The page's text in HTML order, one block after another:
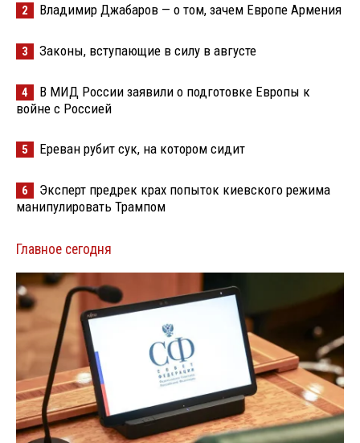
2 Владимир Джабаров — о том, зачем Европе Армения
3 Законы, вступающие в силу в августе
4
В МИД России заявили о подготовке Европы к
войне с Россией
5 Ереван рубит сук, на котором сидит
6
Эксперт предрек крах попыток киевского режима
манипулировать Трампом
Главное сегодня